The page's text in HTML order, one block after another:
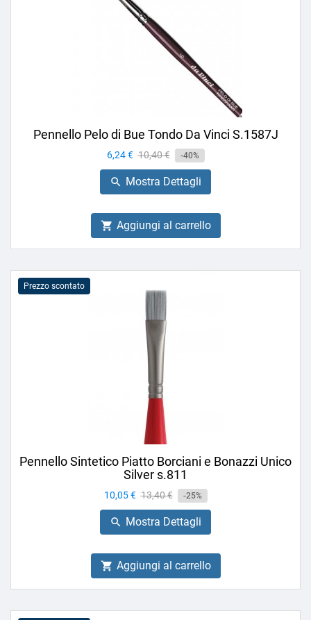
Pennello Pelo di Bue Tondo Da Vinci S.1587J
Prezzo
6,24 € Prezzo
base
10,40 € -40%
 Mostra Dettagli
 Aggiungi al carrello
Prezzo scontato
Pennello Sintetico Piatto Borciani e Bonazzi Unico
Silver s.811
Prezzo
10,05 € Prezzo
base
13,40 € -25%
 Mostra Dettagli
 Aggiungi al carrello